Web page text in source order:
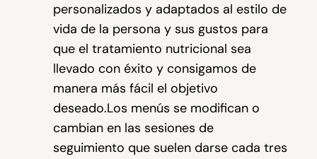
personalizados y adaptados al estilo de
vida de la persona y sus gustos para
que el tratamiento nutricional sea
llevado con éxito y consigamos de
manera más fácil el objetivo
deseado.Los menús se modifican o
cambian en las sesiones de
seguimiento que suelen darse cada tres